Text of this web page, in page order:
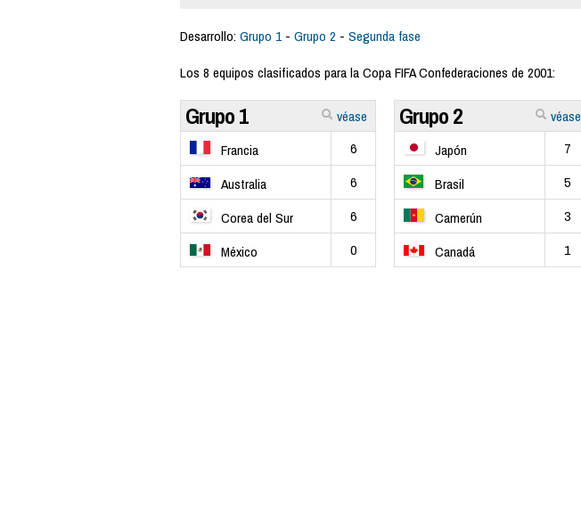
Desarrollo: Grupo 1 - Grupo 2 - Segunda fase
Los 8 equipos clasificados para la Copa FIFA Confederaciones de 2001:
véase
Grupo 1
Francia
6
Australia
6
Corea del Sur
6
México
0
véase
Grupo 2
Japón
7
Brasil
5
Camerún
3
Canadá
1